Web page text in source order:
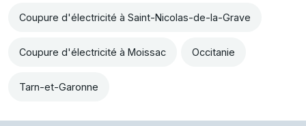
Coupure d'électricité à Saint-Nicolas-de-la-Grave
Coupure d'électricité à Moissac Occitanie
Tarn-et-Garonne